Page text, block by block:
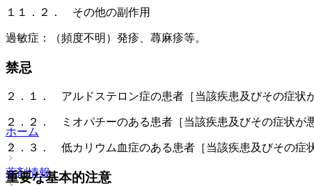
１１．２． その他の副作用
過敏症：（頻度不明）発疹、蕁麻疹等。
禁忌
２．１． アルドステロン症の患者［当該疾患及びその症状
２．２． ミオパチーのある患者［当該疾患及びその症状が
２．３． 低カリウム血症のある患者［当該疾患及びその症
重要な基本的注意
ホーム
薬剤情報